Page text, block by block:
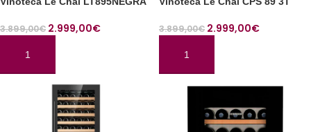
3.899,00€ 2.999,00€
AÑADIR AL CARRITO
3.899,00€ 2.999,00€
AÑADIR AL CARRITO